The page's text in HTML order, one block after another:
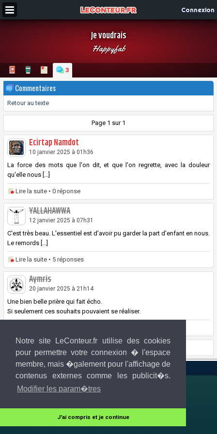
Notre site LeConteur.fr utilise des cookies
pour permettre votre connexion � l'espace
membre, mais �galement pour l'affichage de
contenus externes comme les publicit�s.
Modifier les param�tres
J'ai compris et je continue
Connexion
Je voudrais
Happyfab
3
Commentaires
Retour au texte
Page 1 sur 1
Ecirtap Namdot
10 janvier 2025 à 01h36
La force des mots que l'on dit, et que l'on regrette, avec la douleur
qu'elle nous [...]
Lire la suite • 0 réponse
YALLAHAWWA
12 janvier 2025 à 07h31
C'est très beau. L'essentiel est d'avoir pu garder la part d'enfant en nous.
Le remords [...]
Lire la suite • 5 réponses
Aymris
20 janvier 2025 à 21h14
Une bien belle prière qui fait écho.
Si seulement ces souhaits pouvaient se réaliser.
Page 1 sur 1
LeConteur.fr 2013-2026 © Tous droits réservés